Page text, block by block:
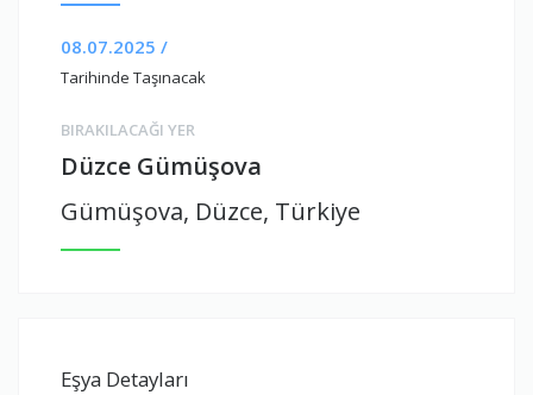
08.07.2025 /
Tarihinde Taşınacak
BIRAKILACAĞI YER
Düzce Gümüşova
Gümüşova, Düzce, Türkiye
Eşya Detayları